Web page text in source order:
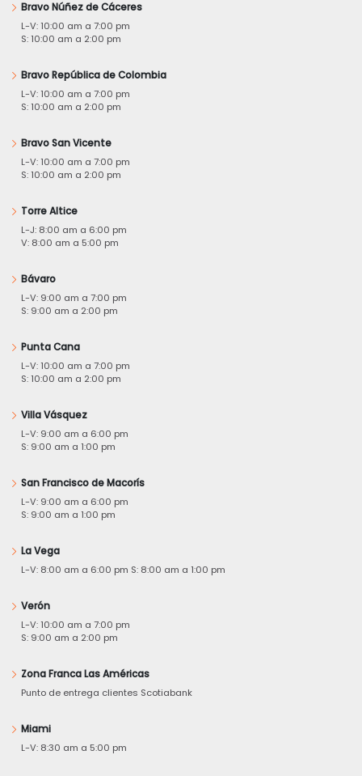
Bravo Núñez de Cáceres
L-V: 10:00 am a 7:00 pm
S: 10:00 am a 2:00 pm
Bravo República de Colombia
L-V: 10:00 am a 7:00 pm
S: 10:00 am a 2:00 pm
Bravo San Vicente
L-V: 10:00 am a 7:00 pm
S: 10:00 am a 2:00 pm
Torre Altice
L-J: 8:00 am a 6:00 pm
V: 8:00 am a 5:00 pm
Bávaro
L-V: 9:00 am a 7:00 pm
S: 9:00 am a 2:00 pm
Punta Cana
L-V: 10:00 am a 7:00 pm
S: 10:00 am a 2:00 pm
Villa Vásquez
L-V: 9:00 am a 6:00 pm
S: 9:00 am a 1:00 pm
San Francisco de Macorís
L-V: 9:00 am a 6:00 pm
S: 9:00 am a 1:00 pm
La Vega
L-V: 8:00 am a 6:00 pm S: 8:00 am a 1:00 pm
Verón
L-V: 10:00 am a 7:00 pm
S: 9:00 am a 2:00 pm
Zona Franca Las Américas
Punto de entrega clientes Scotiabank
Miami
L-V: 8:30 am a 5:00 pm